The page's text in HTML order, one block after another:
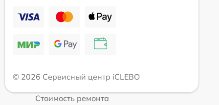
© 2026 Сервисный центр iCLEBO
Стоимость ремонта